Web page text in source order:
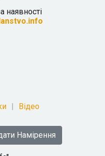
наявності
Відео
Намірення